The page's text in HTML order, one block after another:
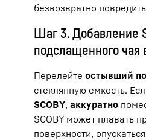
безвозвратно
Шаг 3. Добавление
подслащенного чая
Перелейте остывший
стеклянную емкость.
SCOBY, аккуратно
SCOBY может плавать
поверхности,